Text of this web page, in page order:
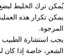
يُمكن ترك الخليط
يمكن تكرار هذه
المرجوة.
يجب استشارة الطبيب
الشعر، خاصة إذا